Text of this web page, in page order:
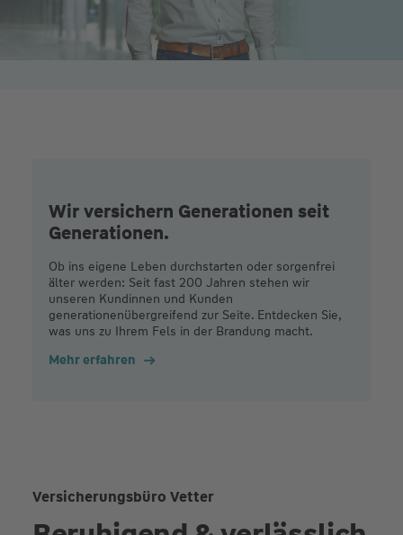
Wir versichern Generationen seit
Generationen.
Ob ins eigene Leben durchstarten oder sorgenfrei
älter werden: Seit fast 200 Jahren stehen wir
unseren Kundinnen und Kunden
generationenübergreifend zur Seite. Entdecken Sie,
was uns zu Ihrem Fels in der Brandung macht.
Mehr erfahren
Versicherungsbüro Vetter